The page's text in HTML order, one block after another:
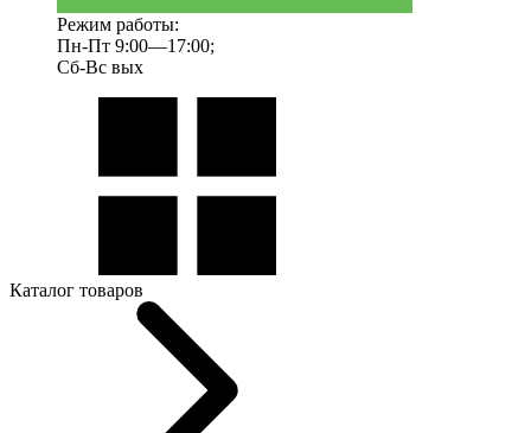
Режим работы:
Пн-Пт 9:00—17:00;
Сб-Вс вых
Каталог товаров